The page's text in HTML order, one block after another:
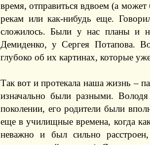
время, отправиться вдвоем (а
рекам или как-нибудь еще.
сложилось. Были у нас планы и
Демиденко, у Сергея Потапова.
глубоко об их картинах, которые
Так вот и протекала наша жизнь –
изначально были разными.
поколении, его родители были
еще в училищные времена, когда
неважно и был сильно